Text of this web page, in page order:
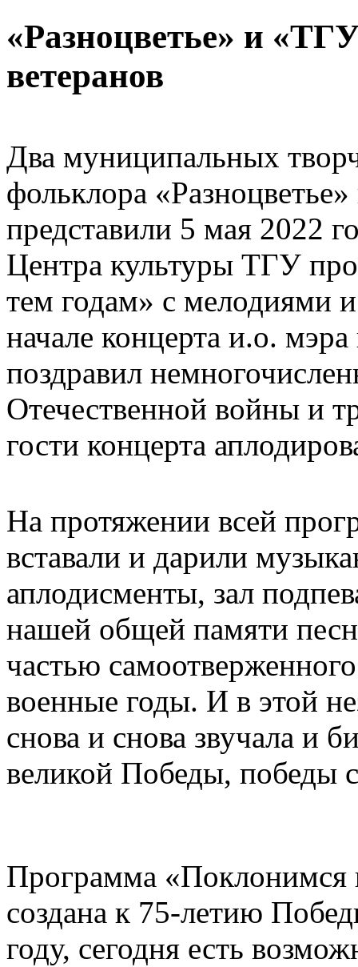
«Разноцветье» и
ветеранов
Два муниципальных
фольклора
представили 5 мая 2022
Центра культуры ТГУ
тем годам» с мелодиями
начале концерта и.о.
поздравил
Отечественной войны и
гости концерта
На протяжении всей
вставали и дарили
аплодисменты, зал
нашей общей памяти
частью
военные годы. И в этой
снова и снова звучала и
великой Победы, победы
Программа «Поклонимся
создана к 75-летию
году, сегодня есть